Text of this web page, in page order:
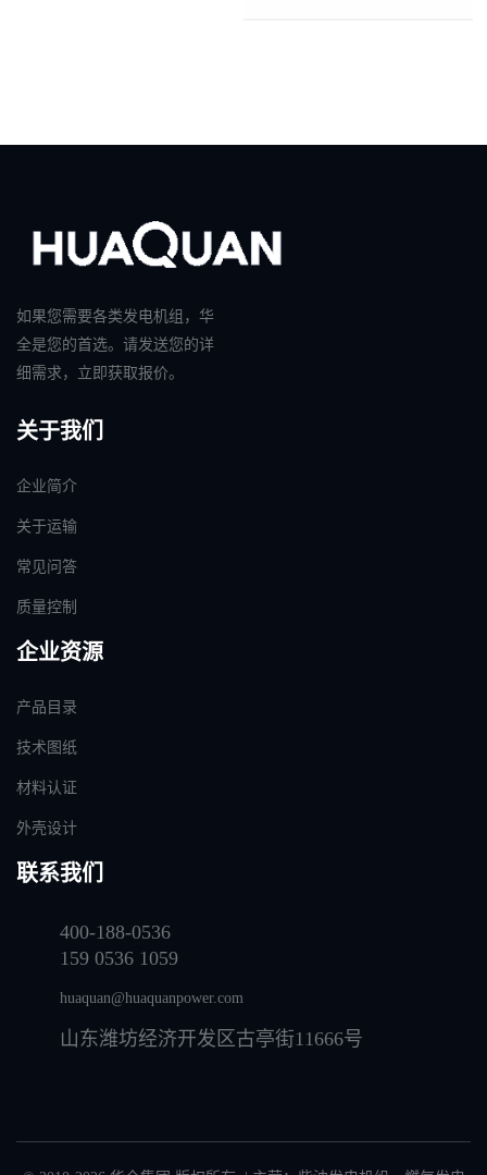
如果您需要各类发电机组，华
全是您的首选。请发送您的详
细需求，立即获取报价。
关于我们
企业简介
关于运输
常见问答
质量控制
企业资源
产品目录
技术图纸
材料认证
外壳设计
联系我们
400-188-0536
159 0536 1059
huaquan@huaquanpower.com
山东潍坊经济开发区古亭街11666号